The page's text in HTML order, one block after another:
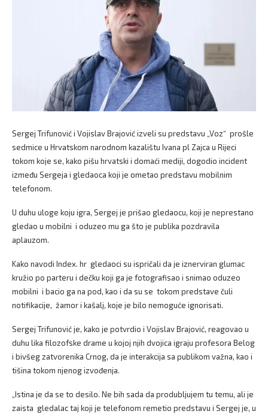
Sergej Trifunović i Vojislav Brajović izveli su predstavu „Voz“ prošle
sedmice u Hrvatskom narodnom kazalištu Ivana pl Zajca u Rijeci
tokom koje se, kako pišu hrvatski i domaći mediji, dogodio incident
između Sergeja i gledaoca koji je ometao predstavu mobilnim
telefonom.
U duhu uloge koju igra, Sergej je prišao gledaocu, koji je neprestano
gledao u mobilni i oduzeo mu ga što je publika pozdravila
aplauzom.
Kako navodi Index. hr gledaoci su ispričali da je iznerviran glumac
kružio po parteru i dečku koji ga je fotografisao i snimao oduzeo
mobilni i bacio ga na pod, kao i da su se tokom predstave čuli
notifikacije, žamor i kašalj, koje je bilo nemoguće ignorisati.
Sergej Trifunović je, kako je potvrdio i Vojislav Brajović, reagovao u
duhu lika filozofske drame u kojoj njih dvojica igraju profesora Belog
i bivšeg zatvorenika Crnog, da je interakcija sa publikom važna, kao i
tišina tokom njenog izvođenja.
„Istina je da se to desilo. Ne bih sada da produbljujem tu temu, ali je
zaista gledalac taj koji je telefonom remetio predstavu i Sergej je, u